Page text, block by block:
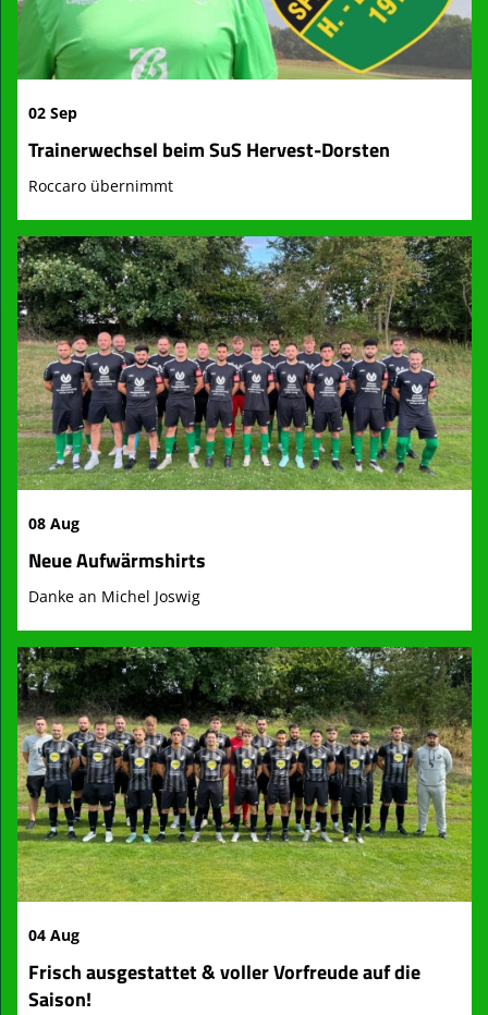
02 Sep
Trainerwechsel beim SuS Hervest-Dorsten
Roccaro übernimmt
08 Aug
Neue Aufwärmshirts
Danke an Michel Joswig
04 Aug
Frisch ausgestattet & voller Vorfreude auf die
Saison!